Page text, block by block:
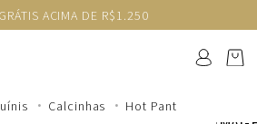
ACIMA DE R$1.250
Calcinhas Hot Pant